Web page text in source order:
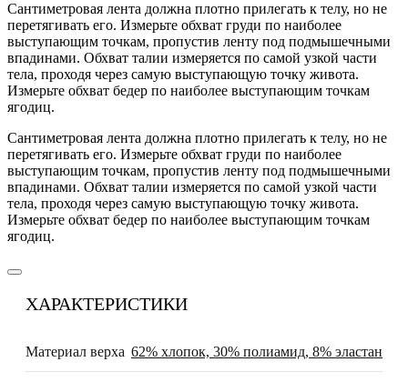
Сантиметровая лента должна плотно прилегать к телу, но не
перетягивать его. Измерьте обхват груди по наиболее
выступающим точкам, пропустив ленту под подмышечными
впадинами. Обхват талии измеряется по самой узкой части
тела, проходя через самую выступающую точку живота.
Измерьте обхват бедер по наиболее выступающим точкам
ягодиц.
Сантиметровая лента должна плотно прилегать к телу, но не
перетягивать его. Измерьте обхват груди по наиболее
выступающим точкам, пропустив ленту под подмышечными
впадинами. Обхват талии измеряется по самой узкой части
тела, проходя через самую выступающую точку живота.
Измерьте обхват бедер по наиболее выступающим точкам
ягодиц.
ХАРАКТЕРИСТИКИ
Материал верха 62% хлопок, 30% полиамид, 8% эластан